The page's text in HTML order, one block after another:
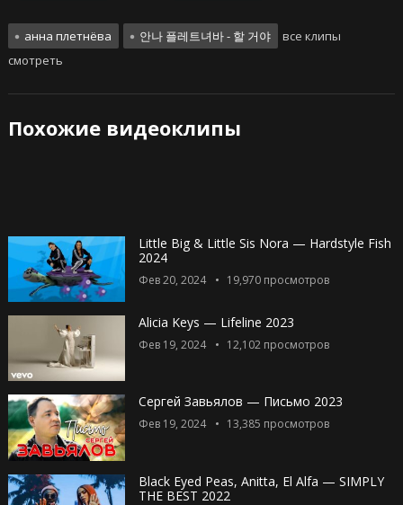
анна плетнёва 안나 플레트녀바 - 할 거야
все клипы
смотреть
Похожие видеоклипы
Little Big & Little Sis Nora — Hardstyle Fish
2024
Фев 20, 2024 19,970просмотров
Alicia Keys — Lifeline 2023
Фев 19, 2024 12,102просмотров
Сергей Завьялов — Письмо 2023
Фев 19, 2024 13,385 просмотров
Black Eyed Peas, Anitta, El Alfa — SIMPLY
THE BEST 2022